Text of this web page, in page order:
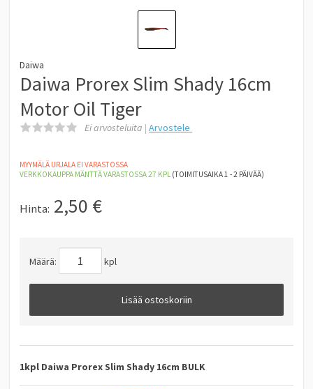
Daiwa
Daiwa Prorex Slim Shady 16cm
Motor Oil Tiger
Ei arvosteluita |Arvostele
MYYMÄLÄ URJALA EI VARASTOSSA
VERKKOKAUPPA MÄNTTÄVARASTOSSA 27 KPL(TOIMITUSAIKA 1 - 2 PÄIVÄÄ)
Hinta: 2,50 €
Määrä: kpl
Lisää ostoskoriin
1kpl Daiwa Prorex Slim Shady 16cm BULK